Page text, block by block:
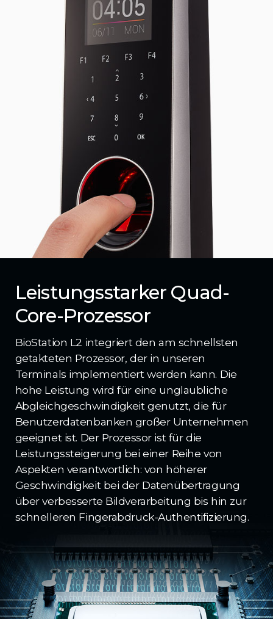
Leistungsstarker Quad-
Core-Prozessor
BioStation L2 integriert den am schnellsten
getakteten Prozessor, der in unseren
Terminals implementiert werden kann. Die
hohe Leistung wird für eine unglaubliche
Abgleichgeschwindigkeit genutzt, die für
Benutzerdatenbanken großer Unternehmen
geeignet ist. Der Prozessor ist für die
Leistungssteigerung bei einer Reihe von
Aspekten verantwortlich: von höherer
Geschwindigkeit bei der Datenübertragung
über verbesserte Bildverarbeitung bis hin zur
schnelleren Fingerabdruck-Authentifizierung.